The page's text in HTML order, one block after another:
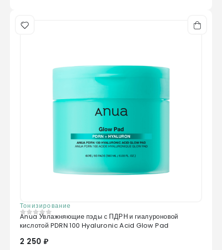
Тонизирование
0из 5
Anua Увлажняющие пэды с ПДРН и гиалуроновой
кислотой PDRN 100 Hyaluronic Acid Glow Pad
2 250 ₽